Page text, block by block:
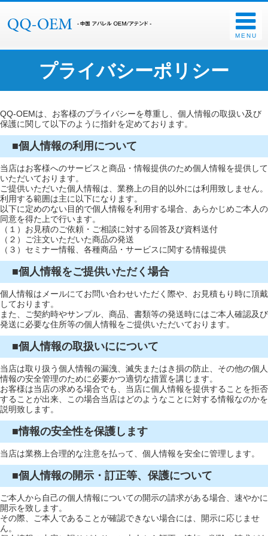
MENU
プライバシーポリシー
QQ-OEMは、お客様のプライバシーを尊重し、個人情報の取扱い及び
保護に関して以下のように指針を定めております。
■個人情報の利用について
当店はお客様へのサービスと商品・情報提供のため個人情報を提供して
いただいております。
ご提供いただいた個人情報は、業務上の目的以外には利用致しません。
利用する範囲は主に以下になります。
以下に定めのない目的で個人情報を利用する場合、あらかじめご本人の
同意を得た上で行います。
（１）お見積のご依頼・ご相談に対する回答及び資料送付
（２）ご注文いただいた商品の発送
（３）セミナー情報、各種商品・サービスに関する情報提供
■個人情報をご提供いただく場合
個人情報はメールにてお問い合わせいただく際や、お見積もり時に頂戴
しております。
また、ご契約時やサンプル、商品、書類等の発送時にはご本人確認及び
発送に必要な住所等の個人情報をご提供いただいております。
■個人情報の取扱いにについて
当店は取り扱う個人情報の漏洩、滅失またはき損の防止、その他の個人
情報の安全管理のために必要かつ適切な措置を講じます。
お客様は当店の求める場合でも、当店に個人情報を提供することを拒否
することが出来、この場合当店はどのようなことに対する情報なのかを
説明致します。
■情報の安全性を保護します
当店は業務上合理的な注意を払って、個人情報を安全に管理します。
■個人情報の開示・訂正等、保護について
ご本人から自己の個人情報についての開示の請求がある場合、速やかに
開示を致します。
その際、ご本人であることが確認できない場合には、開示に応じませ
ん。